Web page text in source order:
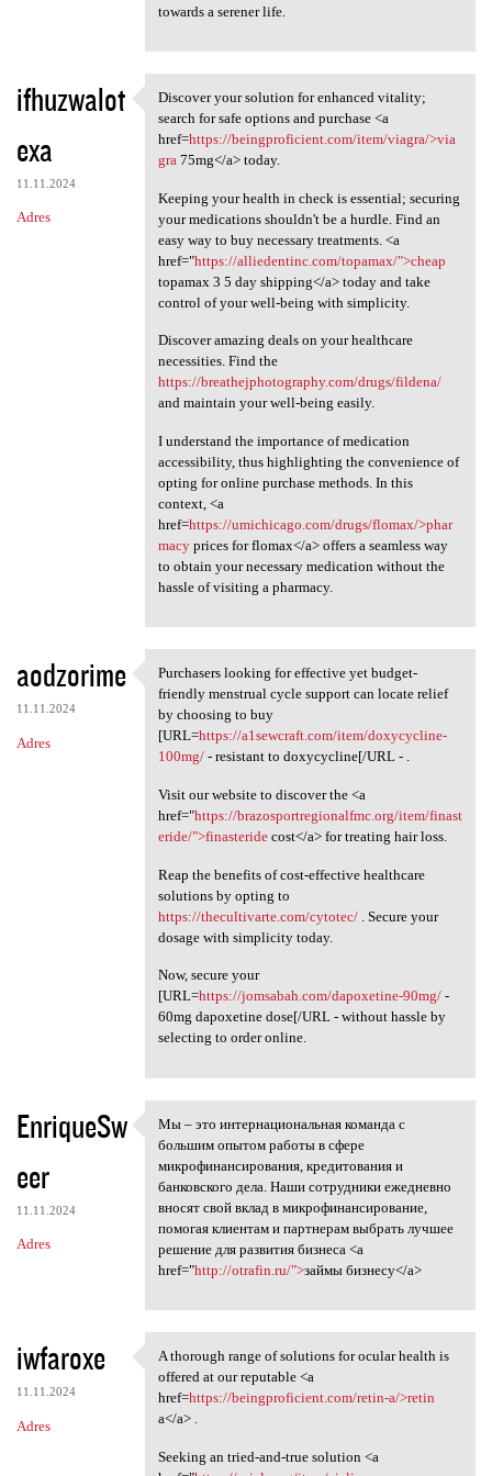
towards a serener life.
ifhuzwalot
exa
11.11.2024
Adres
Discover your solution for
Discover your solution for enhanced vitality;
search for safe options and purchase <a
href=https://beingproficient.com/item/viagra/>via
gra75mg</a> today.
Keeping your health in check is essential; securing
your medications shouldn't be a hurdle. Find an
easy way to buy necessary treatments. <a
href="https://alliedentinc.com/topamax/">cheap
topamax 3 5 day shipping</a> today and take
control of your well-being with simplicity.
Discover amazing deals on your healthcare
necessities. Find the
https://breathejphotography.com/drugs/fildena/
and maintain your well-being easily.
I understand the importance of medication
accessibility, thus highlighting the convenience of
opting for online purchase methods. In this
context, <a
href=https://umichicago.com/drugs/flomax/>phar
macyprices for flomax</a> offers a seamless way
to obtain your necessary medication without the
hassle of visiting a pharmacy.
aodzorime
11.11.2024
Adres
Purchasers looking for
Purchasers looking for effective yet budget-
friendly menstrual cycle support can locate relief
by choosing to buy
[URL=https://a1sewcraft.com/item/doxycycline-
100mg/- resistant to doxycycline[/URL - .
Visit our website to discover the <a
href="https://brazosportregionalfmc.org/item/finast
eride/">finasteridecost</a> for treating hair loss.
Reap the benefits of cost-effective healthcare
solutions by opting to
https://thecultivarte.com/cytotec/. Secure your
dosage with simplicity today.
Now, secure your
[URL=https://jomsabah.com/dapoxetine-90mg/-
60mg dapoxetine dose[/URL - without hassle by
selecting to order online.
EnriqueSw
eer
11.11.2024
Adres
Мы – это интернациональная
Мы – это интернациональная команда с
большим опытом работы в сфере
микрофинансирования, кредитования и
банковского дела. Наши сотрудники ежедневно
вносят свой вклад в микрофинансирование,
помогая клиентам и партнерам выбрать лучшее
решение для развития бизнеса <a
href="http://otrafin.ru/">займы бизнесу</a>
iwfaroxe
11.11.2024
Adres
A thorough range of solutions
A thorough range of solutions for ocular health is
offered at our reputable <a
href=https://beingproficient.com/retin-a/>retin
a</a> .
Seeking an tried-and-true solution <a